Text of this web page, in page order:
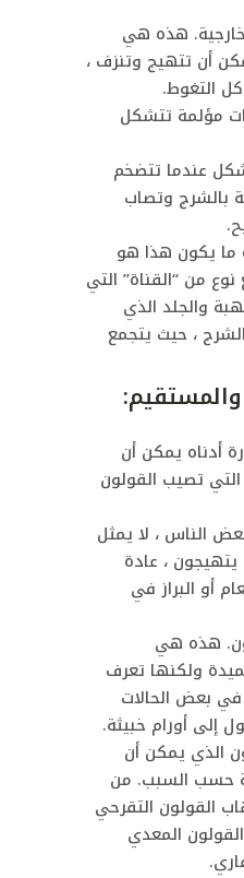
هذه هي
أن تتهيج وتنزف ،
التغوط.
مؤلمة تتشكل
عندما تتضخم
بالشرج وتصاب
ما يكون هذا هو
من “القناة” التي
والجلد الذي
، حيث يتجمع
أدناه يمكن أن
تصيب القولون
الناس ، لا يمثل
يتهيجون ، عادة
أو البراز في
هذه هي
ولكنها تعرف
في بعض الحالات
إلى أورام خبيثة.
الذي يمكن أن
حسب السبب. من
القولون التقرحي
المعدي